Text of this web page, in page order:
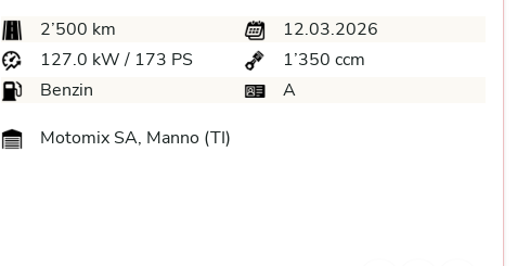
2’500 km
12.03.2026
127.0 kW / 173 PS
1’350 ccm
Benzin
A
Motomix SA, Manno (TI)